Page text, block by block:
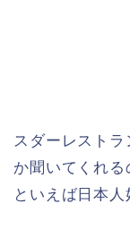
スダーレストラ
か聞いてくれる
といえば日本人